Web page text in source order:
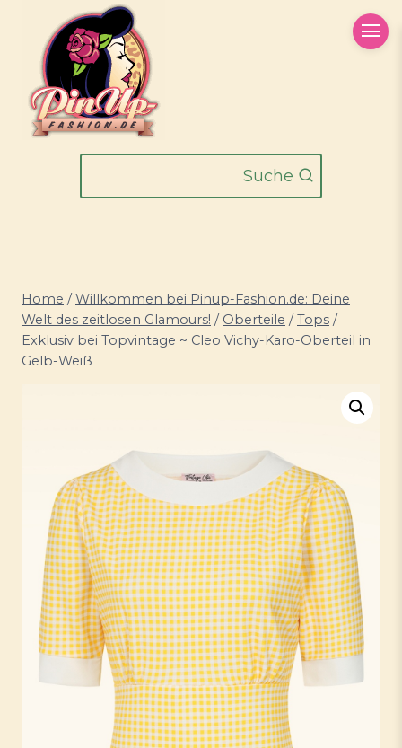
springen
Suche
Home / Willkommen bei Pinup-Fashion.de: Deine
Welt des zeitlosen Glamours! / Oberteile / Tops /
Exklusiv bei Topvintage ~ Cleo Vichy-Karo-Oberteil in
Gelb-Weiß